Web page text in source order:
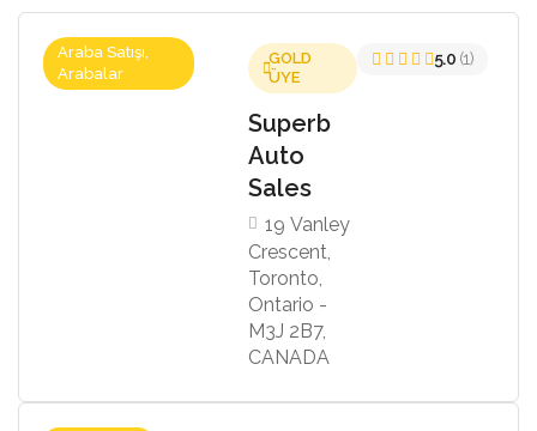
Araba Satışı,
Arabalar
GOLD
ÜYE
Superb
Auto
Sales
19 Vanley
Crescent,
Toronto,
Ontario -
M3J 2B7,
CANADA
5.0 (1)